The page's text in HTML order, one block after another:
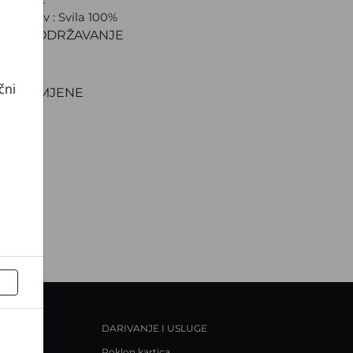
sastav : Svila 100%
I ODRŽAVANJE
I ZAMJENE
DARIVANJE I USLUGE